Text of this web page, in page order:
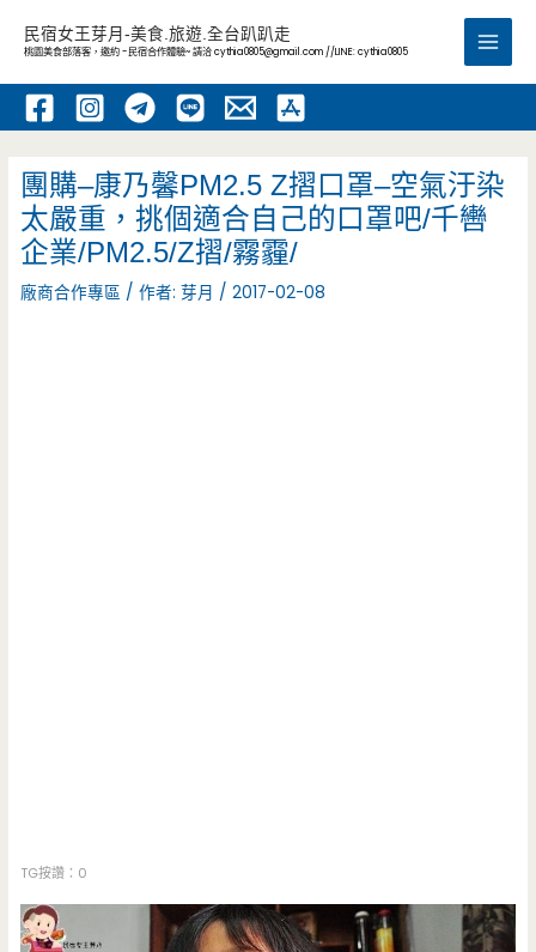
內
民宿女王芽月-美食.旅遊.全台趴趴走
桃園美食部落客，邀約 -民宿合作體驗~ 請洽cythia0805@gmail.com //LINE: cythia0805
Main
團購–康乃馨PM2.5 Z摺口罩–空氣汙染
太嚴重，挑個適合自己的口罩吧/千轡
企業/PM2.5/Z摺/霧霾/
廠商合作專區 / 作者:芽月 /2017-02-08
TG按讚：0